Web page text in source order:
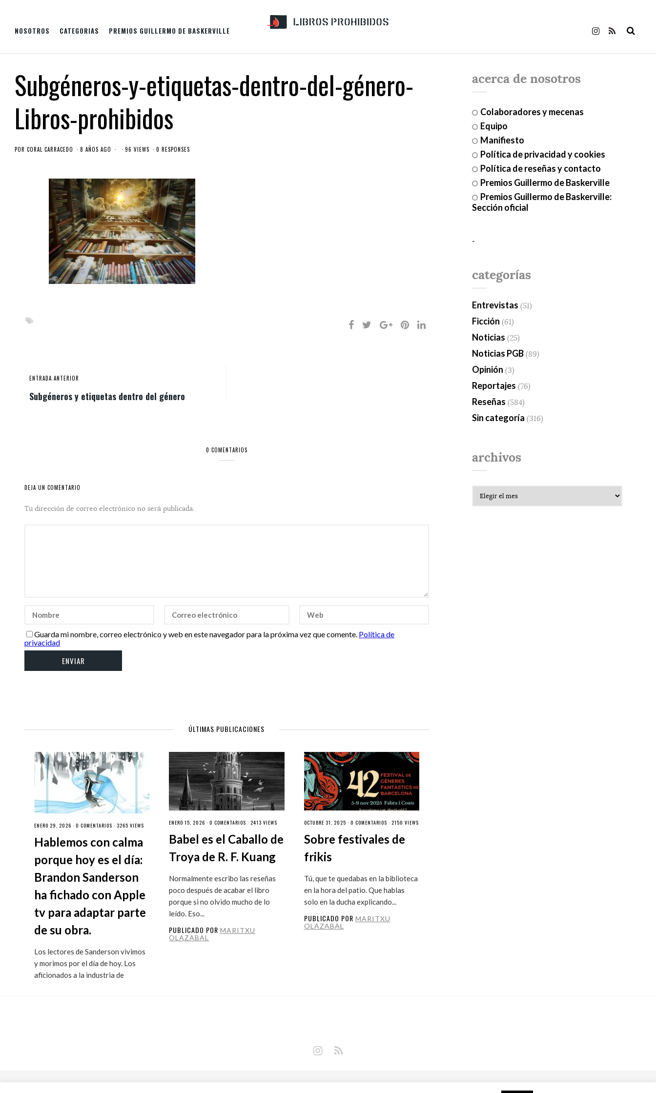
NOSOTROS CATEGORIAS PREMIOS GUILLERMO DE BASKERVILLE
Subgéneros-y-etiquetas-dentro-del-género-
Libros-prohibidos
POR CORAL CARRACEDO 8 AÑOS AGO 96 VIEWS 0 RESPONSES
ENTRADA ANTERIOR
Subgéneros y etiquetas dentro del género
0 COMENTARIOS
DEJA UN COMENTARIO
Tu dirección de correo electrónico no será publicada.
Guarda mi nombre, correo electrónico y web en este navegador para la próxima vez que comente. Política de
privacidad
ÚLTIMAS PUBLICACIONES
ENERO 29, 2026 · 0 COMENTARIOS · 3265 VIEWS
Hablemos con calma
porque hoy es el día:
Brandon Sanderson
ha fichado con Apple
tv para adaptar parte
de su obra.
Los lectores de Sanderson vivimos
y morimos por el día de hoy. Los
aficionados a la industria de
ENERO 15, 2026 ·0 COMENTARIOS · 2413 VIEWS
Babel es el Caballo de
Troya de R. F. Kuang
Normalmente escribo las reseñas
poco después de acabar el libro
porque si no olvido mucho de lo
leído. Eso...
PUBLICADO PORMARITXU
OLAZABAL
OCTUBRE 31, 2025 · 0 COMENTARIOS · 2150 VIEWS
Sobre festivales de
frikis
Tú, que te quedabas en la biblioteca
en la hora del patio. Que hablas
solo en la ducha explicando...
PUBLICADO POR MARITXU
OLAZABAL
acerca de nosotros
Colaboradores y mecenas
Equipo
Manifiesto
Política de privacidad y cookies
Política de reseñas y contacto
Premios Guillermo de Baskerville
Premios Guillermo de Baskerville:
Sección oficial
-
categorías
Entrevistas (51)
Ficción (61)
Noticias (25)
Noticias PGB (89)
Opinión (3)
Reportajes (76)
Reseñas (584)
Sin categoría (316)
archivos